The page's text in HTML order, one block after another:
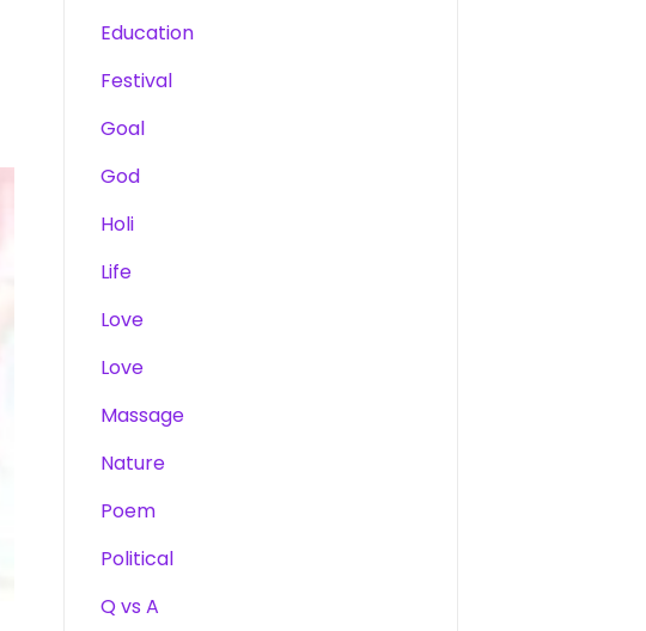
Education
Festival
Goal
God
Holi
Life
Love
Love
Massage
Nature
Poem
Political
Q vs A